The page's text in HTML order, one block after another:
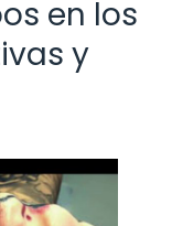
en los
y